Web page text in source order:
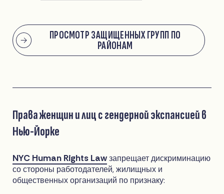
ПРОСМОТР ЗАЩИЩЕННЫХ ГРУПП ПО
РАЙОНАМ
Права женщин и лиц с гендерной экспансией в
Нью-Йорке
NYC Human Rights Lawзапрещает дискриминацию
со стороны работодателей, жилищных и
общественных организаций по признаку: